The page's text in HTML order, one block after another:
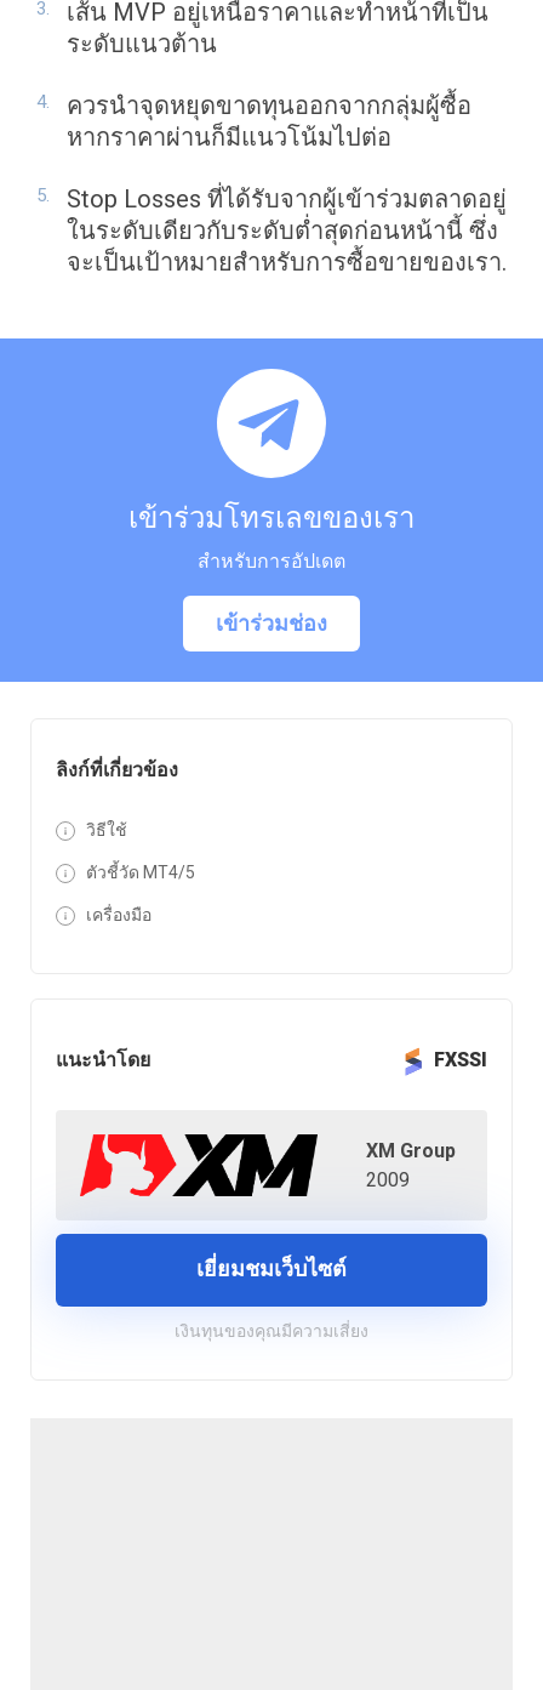
ลิงก์ที่เกี่ยวข้อง
วิธีใช้
ตัวชี้วัด MT4/5
เครื่องมือ
แนะนำโดย FXSSI
XM Group
2009
เยี่ยมชมเว็บไซต์
เงินทุนของคุณมีความเสี่ยง
เส้น MVP อยู่เหนือราคาและทำหน้าที่เป็น
ระดับแนวต้าน
ควรนำจุดหยุดขาดทุนออกจากกลุ่มผู้ซื้อ
หากราคาผ่านก็มีแนวโน้มไปต่อ
Stop Losses ที่ได้รับจากผู้เข้าร่วมตลาดอยู่
ในระดับเดียวกับระดับต่ำสุดก่อนหน้านี้ ซึ่ง
จะเป็นเป้าหมายสำหรับการซื้อขายของเรา.
เข้าร่วมโทรเลขของเรา
สำหรับการอัปเดต
เข้าร่วมช่อง